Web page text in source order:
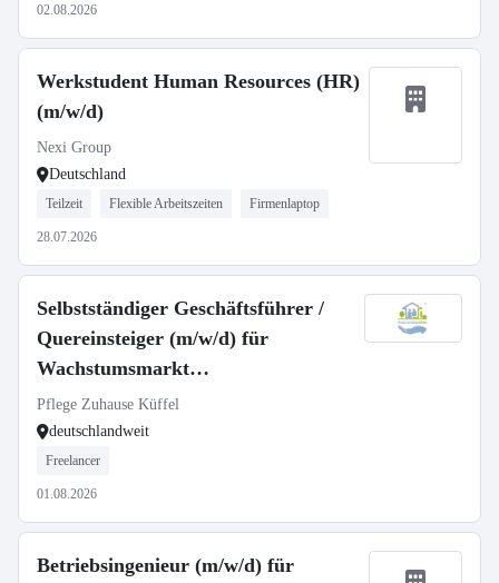
02.08.2026
Werkstudent Human Resources (HR)
(m/w/d)
Nexi Group
Deutschland
Teilzeit Flexible Arbeitszeiten Firmenlaptop
28.07.2026
Selbstständiger Geschäftsführer /
Quereinsteiger (m/w/d) für
Wachstumsmarkt
Seniorenbetreuung
Pflege Zuhause Küffel
deutschlandweit
Freelancer
01.08.2026
Betriebsingenieur (m/w/d) für